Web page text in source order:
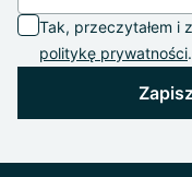
Tak, przeczytałem i
politykę prywatności